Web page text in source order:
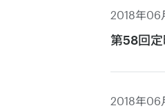
2018年06
第58回
2018年06